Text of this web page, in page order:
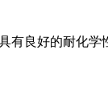
良好的耐化学